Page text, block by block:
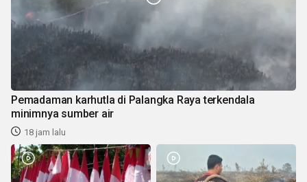
Pemadaman karhutla di Palangka Raya terkendala
minimnya sumber air
18 jam lalu